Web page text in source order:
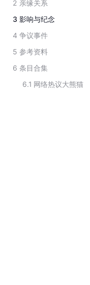
2 亲缘关系
3 影响与纪念
4 争议事件
5 参考资料
6 条目合集
6.1 网络热议大熊猫